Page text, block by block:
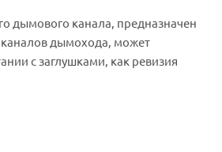
дымового канала, предназначен
каналов дымохода, может
с заглушками, как ревизия